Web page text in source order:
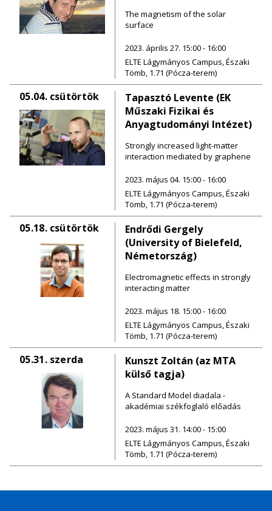
The magnetism of the solar
surface
2023. április 27. 15:00 - 16:00
ELTE Lágymányos Campus, Északi
Tömb, 1.71 (Pócza-terem)
05.04. csütörtök
Tapasztó Levente (EK
Műszaki Fizikai és
Anyagtudományi Intézet)
Strongly increased light-matter
interaction mediated by graphene
2023. május 04. 15:00 - 16:00
ELTE Lágymányos Campus, Északi
Tömb, 1.71 (Pócza-terem)
05.18. csütörtök
Endrődi Gergely
(University of Bielefeld,
Németország)
Electromagnetic effects in strongly
interacting matter
2023. május 18. 15:00 - 16:00
ELTE Lágymányos Campus, Északi
Tömb, 1.71 (Pócza-terem)
05.31. szerda
Kunszt Zoltán (az MTA
külső tagja)
A Standard Model diadala -
akadémiai székfoglaló előadás
2023. május 31. 14:00 - 15:00
ELTE Lágymányos Campus, Északi
Tömb, 1.71 (Pócza-terem)